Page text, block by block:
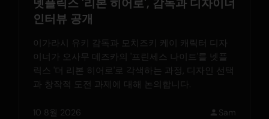
넷플릭스 '리본 히어로', 감독과 디자이너
인터뷰 공개
이가라시 유키 감독과 모치즈키 케이 캐릭터 디자
이너가 오사무 데즈카의 '프린세스 나이트'를 넷플
릭스 '더 리본 히어로'로 각색하는 과정, 디자인 선택
과 창작적 도전 과제에 대해 논의합니다.
10 8월 2026 Sam